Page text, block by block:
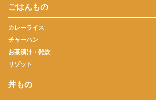
ごはんもの
カレーライス
チャーハン
お茶漬け・雑炊
リゾット
丼もの